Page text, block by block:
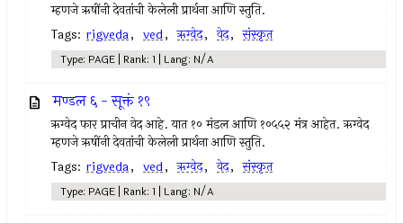
म्हणजे ऋषींनी देवतांची केलेली प्रार्थना आणि स्तुति.
Tags: rigveda, ved, ऋग्वेद, वेद, संस्कृत
Type: PAGE | Rank: 1 | Lang: N/A
मण्डल ६ - सूक्तं १९
ऋग्वेद फार प्राचीन वेद आहे. यात १० मंडल आणि १०५५२ मंत्र आहेत. ऋग्वेद
म्हणजे ऋषींनी देवतांची केलेली प्रार्थना आणि स्तुति.
Tags: rigveda, ved, ऋग्वेद, वेद, संस्कृत
Type: PAGE | Rank: 1 | Lang: N/A